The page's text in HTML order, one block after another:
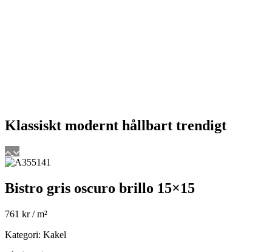
Klassiskt modernt hållbart trendigt
Bistro gris oscuro brillo 15×15
761 kr/ m²
Kategori: Kakel